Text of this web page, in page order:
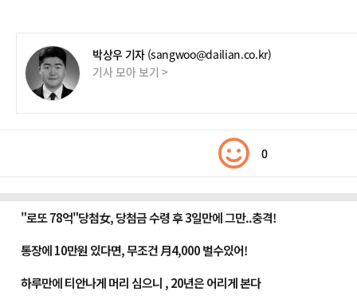
박상우 기자 (sangwoo@dailian.co.kr)
기사 모아 보기 >
0